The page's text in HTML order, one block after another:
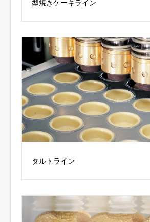
型焼きケーキライン
タルトライン